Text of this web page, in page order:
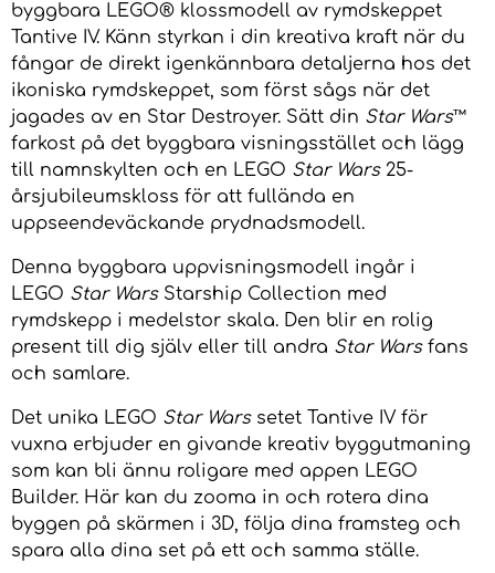
byggbara LEGO® klossmodell av rymdskeppet
Tantive IV. Känn styrkan i din kreativa kraft när du
fångar de direkt igenkännbara detaljerna hos det
ikoniska rymdskeppet, som först sågs när det
jagades av en Star Destroyer. Sätt din Star Wars™
farkost på det byggbara visningsstället och lägg
till namnskylten och en LEGO Star Wars 25-
årsjubileumskloss för att fullända en
uppseendeväckande prydnadsmodell.
Denna byggbara uppvisningsmodell ingår i
LEGO Star Wars Starship Collection med
rymdskepp i medelstor skala. Den blir en rolig
present till dig själv eller till andra Star Wars fans
och samlare.
Det unika LEGO Star Wars setet Tantive IV för
vuxna erbjuder en givande kreativ byggutmaning
som kan bli ännu roligare med appen LEGO
Builder. Här kan du zooma in och rotera dina
byggen på skärmen i 3D, följa dina framsteg och
spara alla dina set på ett och samma ställe.